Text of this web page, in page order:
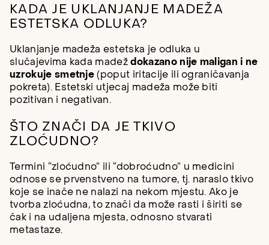
KADA JE UKLANJANJE MADEŽA
ESTETSKA ODLUKA?
Uklanjanje madeža estetska je odluka u
slučajevima kada madeždokazano nije maligan i ne
uzrokuje smetnje (poput iritacije ili ograničavanja
pokreta). Estetski utjecaj madeža može biti
pozitivan i negativan.
ŠTO ZNAČI DA JE TKIVO
ZLOĆUDNO?
Termini “zloćudno” ili “dobroćudno” u medicini
odnose se prvenstveno na tumore, tj. naraslo tkivo
koje se inače ne nalazi na nekom mjestu. Ako je
tvorba zloćudna, to znači da može rasti i širiti se
čak i na udaljena mjesta, odnosno stvarati
metastaze.